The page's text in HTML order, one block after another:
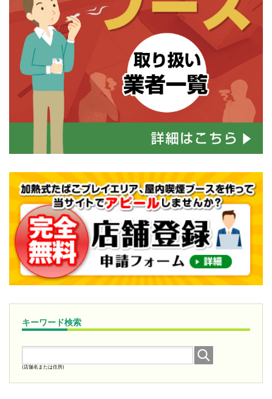
キーワード検索
(店舗名または住所)